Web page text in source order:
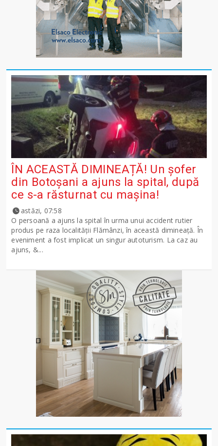
ÎN ACEASTĂ DIMINEAȚĂ! Un șofer
din Botoșani a ajuns la spital, după
ce s-a răsturnat cu mașina!
astăzi, 07:58
O persoană a ajuns la spital în urma unui accident rutier
produs pe raza localității Flămânzi, în această dimineață. În
eveniment a fost implicat un singur autoturism. La caz au
ajuns, &...